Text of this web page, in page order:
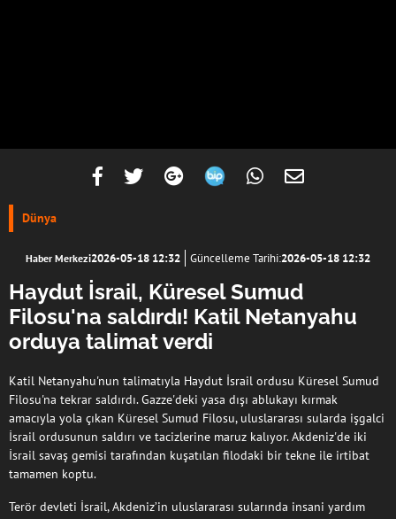
Dünya
Haber Merkezi2026-05-18 12:32 Güncelleme Tarihi:2026-05-18 12:32
Haydut İsrail, Küresel Sumud
Filosu'na saldırdı! Katil Netanyahu
orduya talimat verdi
Katil Netanyahu'nun talimatıyla Haydut İsrail ordusu Küresel Sumud
Filosu'na tekrar saldırdı. Gazze'deki yasa dışı ablukayı kırmak
amacıyla yola çıkan Küresel Sumud Filosu, uluslararası sularda işgalci
İsrail ordusunun saldırı ve tacizlerine maruz kalıyor. Akdeniz'de iki
İsrail savaş gemisi tarafından kuşatılan filodaki bir tekne ile irtibat
tamamen koptu.
Terör devleti İsrail, Akdeniz’in uluslararası sularında insani yardım